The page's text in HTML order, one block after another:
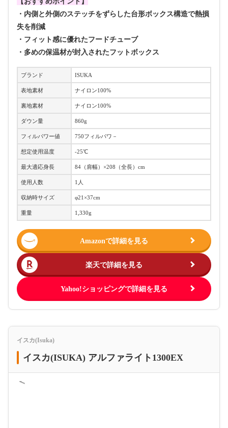
・内側と外側のステッチをずらした台形ボックス構造で熱損
失を削減
・フィット感に優れたフードチューブ
・多めの保温材が封入されたフットボックス
ブランド ISUKA
表地素材 ナイロン100%
裏地素材 ナイロン100%
ダウン量 860g
フィルパワー値 750フィルパワ－
想定使用温度 -25℃
最大適応身長 84（肩幅）×208（全長）cm
使用人数 1人
収納時サイズ φ21×37cm
重量 1,330g
Amazonで詳細を見る
楽天で詳細を見る
Yahoo!ショッピングで詳細を見る
イスカ(Isuka)
イスカ(ISUKA) アルファライト1300EX
＜